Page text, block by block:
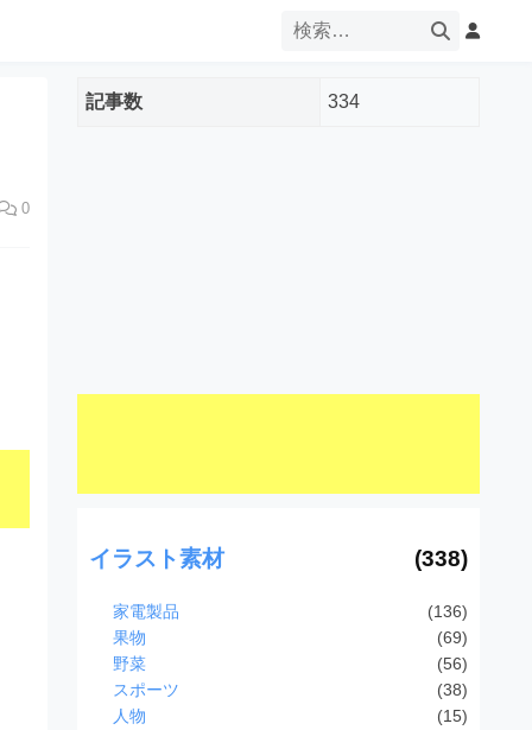
0
記事数 334
イラスト素材 (338)
家電製品
(136)
果物
(69)
野菜
(56)
スポーツ
(38)
人物
(15)